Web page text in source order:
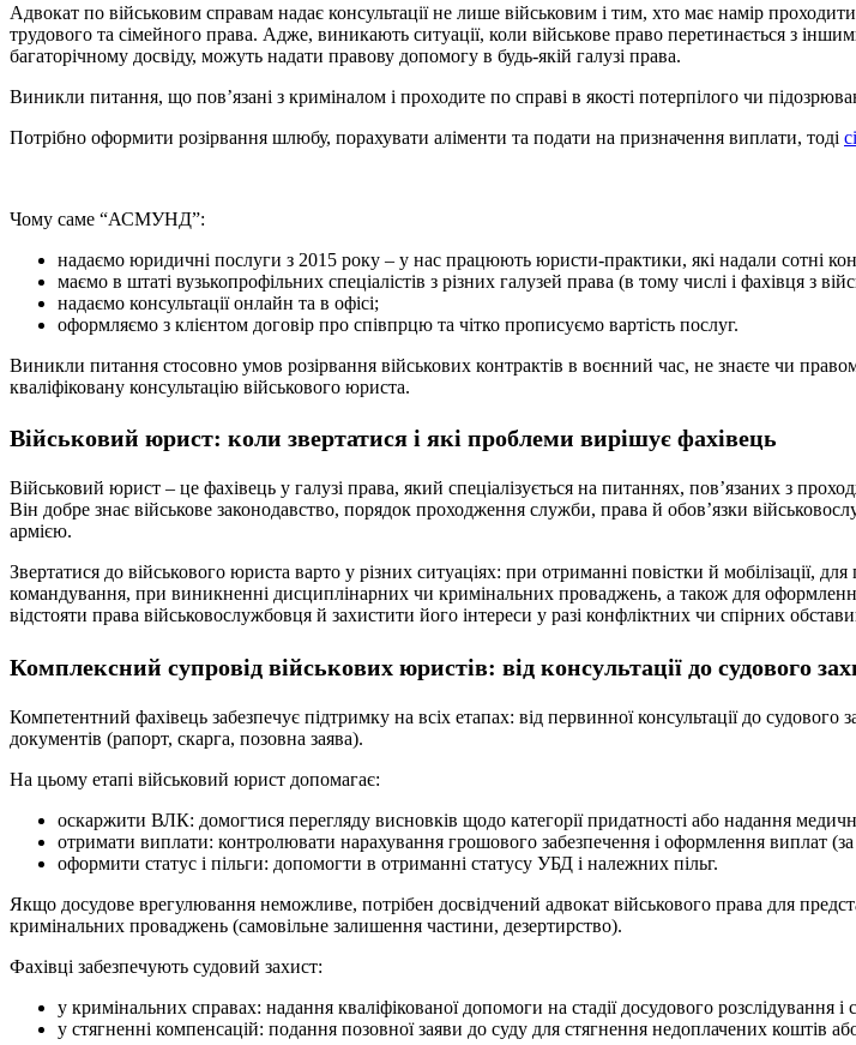
Адвокат по військовим справам надає консультації не лише військовим і тим, хто має намір
трудового та сімейного права. Адже, виникають ситуації, коли військове право перетинається з
багаторічному досвіду, можуть надати правову допомогу в будь-якій галузі права.
Виникли питання, що пов’язані з криміналом і проходите по справі в якості потерпілого чи
Потрібно оформити розірвання шлюбу, порахувати аліменти та подати на призначення виплати, тоді
Чому саме “АСМУНД”:
надаємо юридичні послуги з 2015 року – у нас працюють юристи-практики, які надали сотні
маємо в штаті вузькопрофільних спеціалістів з різних галузей права (в тому числі і фахівця з
надаємо консультації онлайн та в офісі;
оформляємо з клієнтом договір про співпрцю та чітко прописуємо вартість послуг.
Виникли питання стосовно умов розірвання військових контрактів в воєнний час, не знаєте чи
кваліфіковану консультацію військового юриста.
Військовий юрист: коли звертатися і які проблеми вирішує фахівець
Військовий юрист – це фахівець у галузі права, який спеціалізується на питаннях, пов’язаних з
Він добре знає військове законодавство, порядок проходження служби, права й обов’язки
армією.
Звертатися до військового юриста варто у різних ситуаціях: при отриманні повістки й мобілізації, для
командування, при виникненні дисциплінарних чи кримінальних проваджень, а також для
відстояти права військовослужбовця й захистити його інтереси у разі конфліктних чи спірних
Комплексний супровід військових юристів: від консультації до судового
Компетентний фахівець забезпечує підтримку на всіх етапах: від первинної консультації до
документів (рапорт, скарга, позовна заява).
На цьому етапі військовий юрист допомагає:
оскаржити ВЛК: домогтися перегляду висновків щодо категорії придатності або надання
отримати виплати: контролювати нарахування грошового забезпечення і оформлення виплат (за
оформити статус і пільги: допомогти в отриманні статусу УБД і належних пільг.
Якщо досудове врегулювання неможливе, потрібен досвідчений адвокат військового права для
кримінальних проваджень (самовільне залишення частини, дезертирство).
Фахівці забезпечують судовий захист:
у кримінальних справах: надання кваліфікованої допомоги на стадії досудового розслідування і
у стягненні компенсацій: подання позовної заяви до суду для стягнення недоплачених коштів